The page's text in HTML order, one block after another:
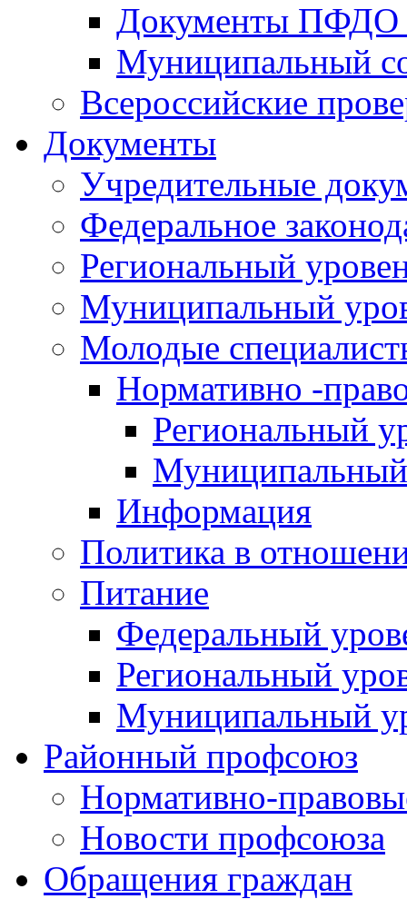
Документы ПФДО
Муниципальный
Всероссийские
Документы
Учредительные
Федеральное
Региональный
Муниципальный
Молодые
Нормативно -
Региональный
Информация
Политика в
Питание
Федеральный
Региональный
Муниципальный
Районный профсоюз
Нормативно-
Новости профсоюза
Обращения граждан